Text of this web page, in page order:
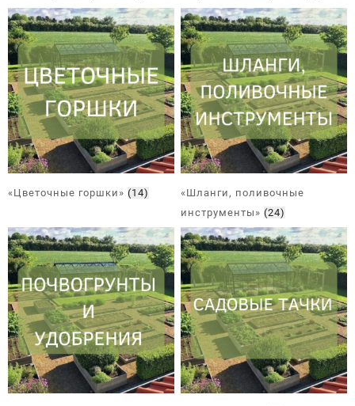
«Цветочные горшки» (14)
«Шланги, поливочные
инструменты»(24)